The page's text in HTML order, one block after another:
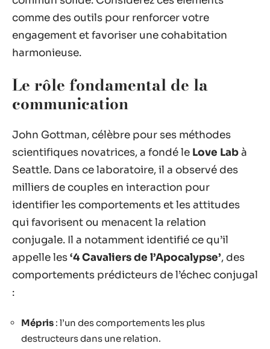
comme des outils pour renforcer votre
engagement et favoriser une cohabitation
harmonieuse.
Le rôle fondamental de la
communication
John Gottman, célèbre pour ses méthodes
scientifiques novatrices, a fondé le Love Labà
Seattle. Dans ce laboratoire, il a observé des
milliers de couples en interaction pour
identifier les comportements et les attitudes
qui favorisent ou menacent la relation
conjugale. Il a notamment identifié ce qu’il
appelle les‘4 Cavaliers de l’Apocalypse’, des
comportements prédicteurs de l’échec conjugal
:
Mépris : l’un des comportements les plus
destructeurs dans une relation.